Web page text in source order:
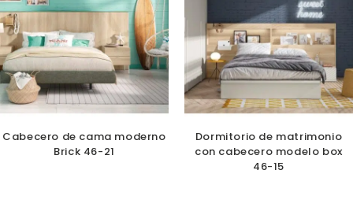
Cabecero de cama moderno
Brick 46-21
Dormitorio de matrimonio
con cabecero modelo box
46-15